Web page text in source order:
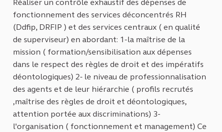
Réaliser un contrôle exhaustif des dépenses de
fonctionnement des services déconcentrés RH
(Ddfip, DRFIP ) et des services centraux ( en qualité
de superviseur) en abordant: 1-la maîtrise de la
mission ( formation/sensibilisation aux dépenses
dans le respect des règles de droit et des impératifs
déontologiques) 2- le niveau de professionnalisation
des agents et de leur hiérarchie ( profils recrutés
,maîtrise des règles de droit et déontologiques,
attention portée aux discriminations) 3-
l'organisation ( fonctionnement et management) Ce